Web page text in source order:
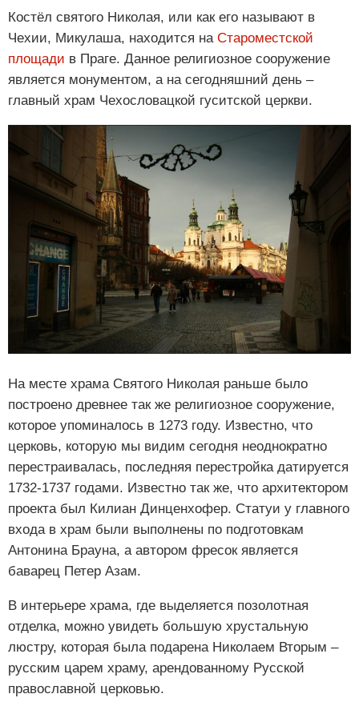
Костёл святого Николая, или как его называют в
Чехии, Микулаша, находится на Староместской
площади в Праге. Данное религиозное сооружение
является монументом, а на сегодняшний день –
главный храм Чехословацкой гуситской церкви.
На месте храма Святого Николая раньше было
построено древнее так же религиозное сооружение,
которое упоминалось в 1273 году. Известно, что
церковь, которую мы видим сегодня неоднократно
перестраивалась, последняя перестройка датируется
1732-1737 годами. Известно так же, что архитектором
проекта был Килиан Динценхофер. Статуи у главного
входа в храм были выполнены по подготовкам
Антонина Брауна, а автором фресок является
баварец Петер Азам.
В интерьере храма, где выделяется позолотная
отделка, можно увидеть большую хрустальную
люстру, которая была подарена Николаем Вторым –
русским царем храму, арендованному Русской
православной церковью.